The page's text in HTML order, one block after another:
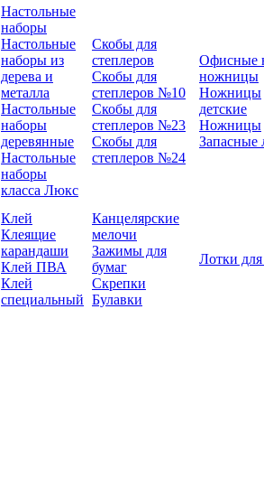
Настольные
наборы
Настольные
наборы из
дерева и
металла
Настольные
наборы
деревянные
Настольные
наборы
класса Люкс
Скобы для
степлеров
Скобы для
степлеров №10
Скобы для
степлеров №23
Скобы для
степлеров №24
Офисные
ножницы
Ножницы
детские
Ножницы
Запасные
Клей
Клеящие
карандаши
Клей ПВА
Клей
специальный
Канцелярские
мелочи
Зажимы для
бумаг
Скрепки
Булавки
Лотки